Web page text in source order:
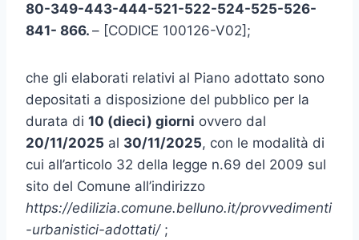
80-349-443-444-521-522-524-525-526-
841- 866. – [CODICE 100126-V02];
che gli elaborati relativi al Piano adottato sono
depositati a disposizione del pubblico per la
durata di 10 (dieci) giorni ovvero dal
20/11/2025 al 30/11/2025, con le modalità di
cui all’articolo 32 della legge n.69 del 2009 sul
sito del Comune all’indirizzo
https://edilizia.comune.belluno.it/provvedimenti
-urbanistici-adottati/;